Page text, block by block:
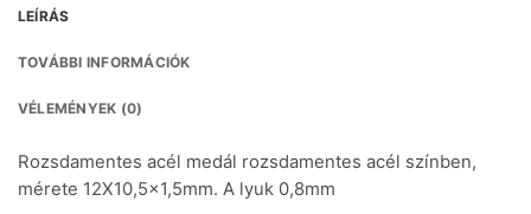
LEÍRÁS
TOVÁBBI INFORMÁCIÓK
VÉLEMÉNYEK (0)
Rozsdamentes acél medál rozsdamentes acél színben,
mérete 12X10,5×1,5mm. A lyuk 0,8mm